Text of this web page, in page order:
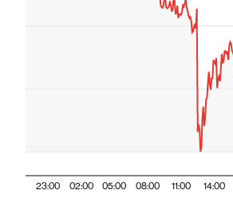
23:00 02:00 05:00 08:00 11:00 14:00